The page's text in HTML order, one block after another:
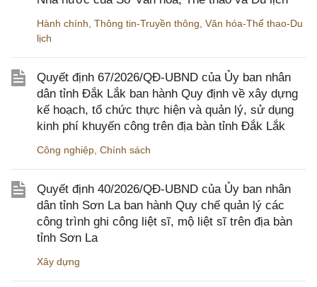
Hành chính Thông tin-Truyền thông Văn hóa-Thể thao-Du
lịch
Quyết định 67/2026/QĐ-UBND của Ủy ban nhân
dân tỉnh Đắk Lắk ban hành Quy định về xây dựng
kế hoạch, tổ chức thực hiện và quản lý, sử dụng
kinh phí khuyến công trên địa bàn tỉnh Đắk Lắk
Công nghiệp Chính sách
Quyết định 40/2026/QĐ-UBND của Ủy ban nhân
dân tỉnh Sơn La ban hành Quy chế quản lý các
công trình ghi công liệt sĩ, mộ liệt sĩ trên địa bàn
tỉnh Sơn La
Xây dựng